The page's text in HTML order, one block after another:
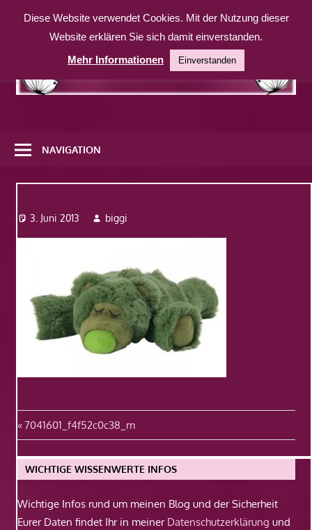
Inhalt
weitere
Website
NAVIGATION
3. Juni 2013 biggi
Beitragsnavigation
Vorheriger
Beitrag:
7041601_f4f52c0c38_m
WICHTIGE WISSENWERTE INFOS
Wichtige Infos rund um meinen Blog und der Sicherheit
Eurer Daten findet Ihr in meiner Datenschutzerklärung und
Diese Website verwendet Cookies. Mit der Nutzung dieser
Website erklären Sie sich damit einverstanden.
Mehr Informationen
Einverstanden